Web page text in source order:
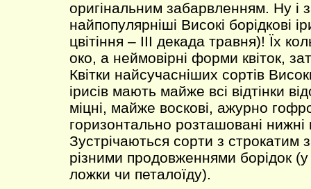
оригінальним забарвленням. Ну і
найпопулярніші Високі борідкові
цвітіння – ІІІ декада травня)! Їх
око, а неймовірні форми квіток,
Квітки найсучасніших сортів
ірисів мають майже всі відтінки
міцні, майже воскові, ажурно
горизонтально розташовані нижні
Зустрічаються сорти з строкатим
різними продовженнями борідок (у
ложки чи петалоїду).